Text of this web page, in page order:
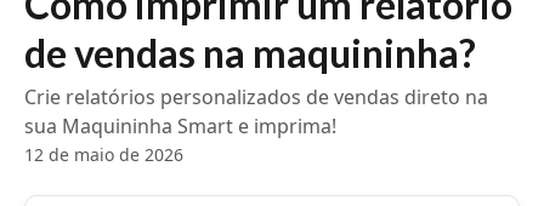
de vendas na maquininha?
Crie relatórios personalizados de vendas direto na
sua Maquininha Smart e imprima!
12 de maio de 2026